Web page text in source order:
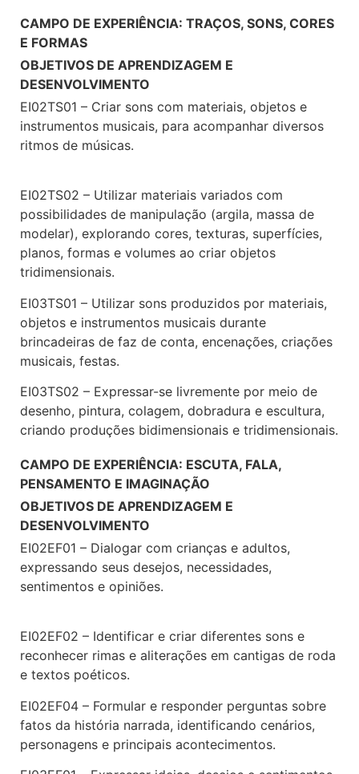
CAMPO DE EXPERIÊNCIA: TRAÇOS, SONS, CORES
E FORMAS
OBJETIVOS DE APRENDIZAGEM E
DESENVOLVIMENTO
EI02TS01 – Criar sons com materiais, objetos e
instrumentos musicais, para acompanhar diversos
ritmos de músicas.
EI02TS02 – Utilizar materiais variados com
possibilidades de manipulação (argila, massa de
modelar), explorando cores, texturas, superfícies,
planos, formas e volumes ao criar objetos
tridimensionais.
EI03TS01 – Utilizar sons produzidos por materiais,
objetos e instrumentos musicais durante
brincadeiras de faz de conta, encenações, criações
musicais, festas.
EI03TS02 – Expressar-se livremente por meio de
desenho, pintura, colagem, dobradura e escultura,
criando produções bidimensionais e tridimensionais.
CAMPO DE EXPERIÊNCIA: ESCUTA, FALA,
PENSAMENTO E IMAGINAÇÃO
OBJETIVOS DE APRENDIZAGEM E
DESENVOLVIMENTO
EI02EF01 – Dialogar com crianças e adultos,
expressando seus desejos, necessidades,
sentimentos e opiniões.
EI02EF02 – Identificar e criar diferentes sons e
reconhecer rimas e aliterações em cantigas de roda
e textos poéticos.
EI02EF04 – Formular e responder perguntas sobre
fatos da história narrada, identificando cenários,
personagens e principais acontecimentos.